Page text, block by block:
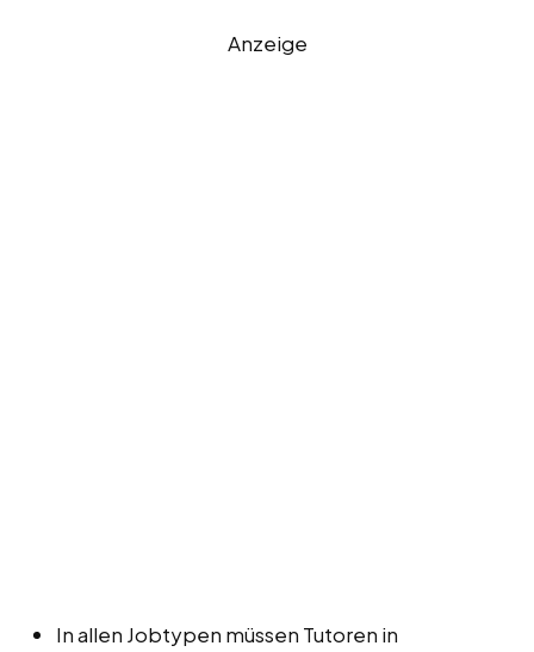
Anzeige
In allen Jobtypen müssen Tutoren in